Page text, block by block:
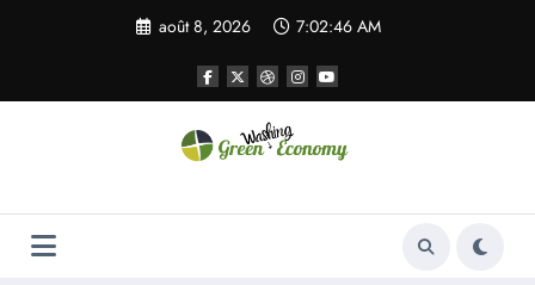
août 8, 2026 7:02:46 AM
Green Economy
Green Economy